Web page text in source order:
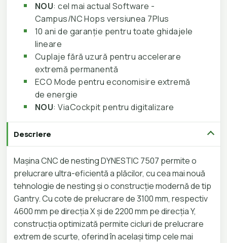
NOU: cel mai actual Software -
Campus/NC Hops versiunea 7Plus
10 ani de garanție pentru toate ghidajele
lineare
Cuplaje fără uzură pentru accelerare
extremă permanentă
ECO Mode pentru economisire extremă
de energie
NOU: ViaCockpit pentru digitalizare
Descriere
Mașina CNC de nesting DYNESTIC 7507 permite o
prelucrare ultra-eficientă a plăcilor, cu cea mai nouă
tehnologie de nesting și o construcție modernă de tip
Gantry. Cu cote de prelucrare de 3100 mm, respectiv
4600 mm pe direcția X și de 2200 mm pe direcția Y,
construcția optimizată permite cicluri de prelucrare
extrem de scurte, oferind în același timp cele mai